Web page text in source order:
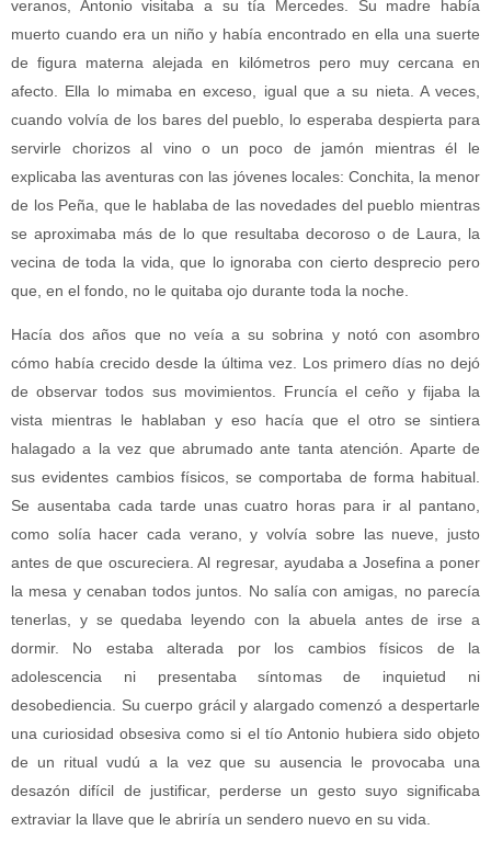
veranos, Antonio visitaba a su tía Mercedes. Su madre había
muerto cuando era un niño y había encontrado en ella una suerte
de figura materna alejada en kilómetros pero muy cercana en
afecto. Ella lo mimaba en exceso, igual que a su nieta. A veces,
cuando volvía de los bares del pueblo, lo esperaba despierta para
servirle chorizos al vino o un poco de jamón mientras él le
explicaba las aventuras con las jóvenes locales: Conchita, la menor
de los Peña, que le hablaba de las novedades del pueblo mientras
se aproximaba más de lo que resultaba decoroso o de Laura, la
vecina de toda la vida, que lo ignoraba con cierto desprecio pero
que, en el fondo, no le quitaba ojo durante toda la noche.
Hacía dos años que no veía a su sobrina y notó con asombro
cómo había crecido desde la última vez. Los primero días no dejó
de observar todos sus movimientos. Fruncía el ceño y fijaba la
vista mientras le hablaban y eso hacía que el otro se sintiera
halagado a la vez que abrumado ante tanta atención. Aparte de
sus evidentes cambios físicos, se comportaba de forma habitual.
Se ausentaba cada tarde unas cuatro horas para ir al pantano,
como solía hacer cada verano, y volvía sobre las nueve, justo
antes de que oscureciera. Al regresar, ayudaba a Josefina a poner
la mesa y cenaban todos juntos. No salía con amigas, no parecía
tenerlas, y se quedaba leyendo con la abuela antes de irse a
dormir. No estaba alterada por los cambios físicos de la
adolescencia ni presentaba síntomas de inquietud ni
desobediencia. Su cuerpo grácil y alargado comenzó a despertarle
una curiosidad obsesiva como si el tío Antonio hubiera sido objeto
de un ritual vudú a la vez que su ausencia le provocaba una
desazón difícil de justificar, perderse un gesto suyo significaba
extraviar la llave que le abriría un sendero nuevo en su vida.